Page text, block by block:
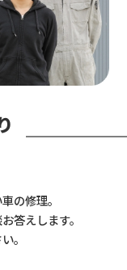
の修理。
答えします。
。